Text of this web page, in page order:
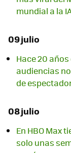
mundial a la
09 julio
Hace 20
audiencias
de
08 julio
En HBO Max
solo unas